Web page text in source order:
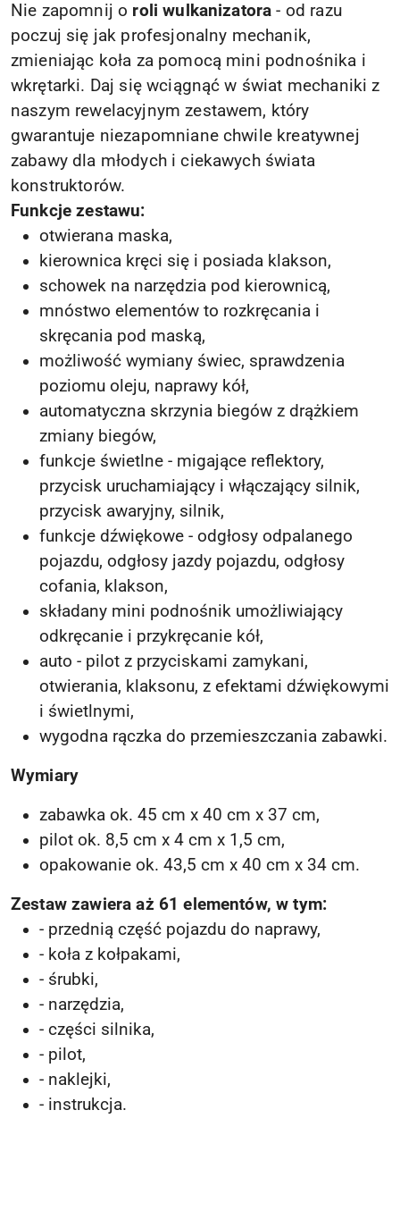
Nie zapomnij o roli wulkanizatora - od razu
poczuj się jak profesjonalny mechanik,
zmieniając koła za pomocą mini podnośnika i
wkrętarki. Daj się wciągnąć w świat mechaniki z
naszym rewelacyjnym zestawem, który
gwarantuje niezapomniane chwile kreatywnej
zabawy dla młodych i ciekawych świata
konstruktorów.
Funkcje zestawu:
otwierana maska,
kierownica kręci się i posiada klakson,
schowek na narzędzia pod kierownicą,
mnóstwo elementów to rozkręcania i
skręcania pod maską,
możliwość wymiany świec, sprawdzenia
poziomu oleju, naprawy kół,
automatyczna skrzynia biegów z drążkiem
zmiany biegów,
funkcje świetlne - migające reflektory,
przycisk uruchamiający i włączający silnik,
przycisk awaryjny, silnik,
funkcje dźwiękowe - odgłosy odpalanego
pojazdu, odgłosy jazdy pojazdu, odgłosy
cofania, klakson,
składany mini podnośnik umożliwiający
odkręcanie i przykręcanie kół,
auto - pilot z przyciskami zamykani,
otwierania, klaksonu, z efektami dźwiękowymi
i świetlnymi,
wygodna rączka do przemieszczania zabawki.
Wymiary
zabawka ok. 45 cm x 40 cm x 37 cm,
pilot ok. 8,5 cm x 4 cm x 1,5 cm,
opakowanie ok. 43,5 cm x 40 cm x 34 cm.
Zestaw zawiera aż 61 elementów, w tym:
- przednią część pojazdu do naprawy,
- koła z kołpakami,
- śrubki,
- narzędzia,
- części silnika,
- pilot,
- naklejki,
- instrukcja.